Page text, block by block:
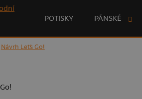
POTISKY PÁNSKÉ
Návrh Let´s Go!